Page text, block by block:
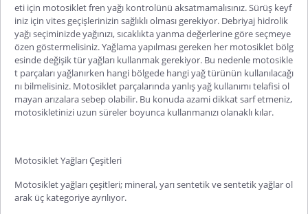
eti için motosiklet fren yağı kontrolünü aksatmamalısınız. Sürüş keyf
iniz için vites geçişlerinizin sağlıklı olması gerekiyor. Debriyaj hidrolik
yağı seçiminizde yağınızı, sıcaklıkta yanma değerlerine göre seçmeye
özen göstermelisiniz. Yağlama yapılması gereken her motosiklet bölg
esinde değişik tür yağları kullanmak gerekiyor. Bu nedenle motosikle
t parçaları yağlanırken hangi bölgede hangi yağ türünün kullanılacağı
nı bilmelisiniz. Motosiklet parçalarında yanlış yağ kullanımı telafisi ol
mayan arızalara sebep olabilir. Bu konuda azami dikkat sarf etmeniz,
motosikletinizi uzun süreler boyunca kullanmanızı olanaklı kılar.
Motosiklet Yağları Çeşitleri
Motosiklet yağları çeşitleri; mineral, yarı sentetik ve sentetik yağlar ol
arak üç kategoriye ayrılıyor.